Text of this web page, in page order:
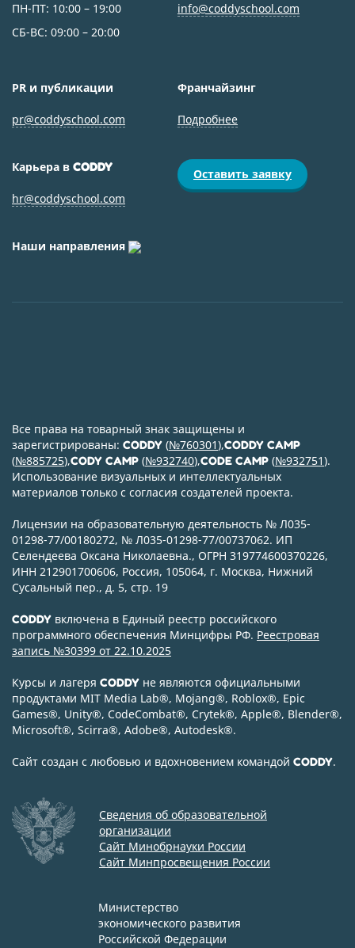
ПН-ПТ: 10:00 – 19:00
СБ-ВС: 09:00 – 20:00
info@coddyschool.com
PR и публикации
pr@coddyschool.com
Франчайзинг
Подробнее
Карьера в CODDY
hr@coddyschool.com
Оставить заявку
Наши направления
Все права на товарный знак защищены и
зарегистрированы: CODDY (№760301),CODDY CAMP
(№885725),CODY CAMP (№932740),CODE CAMP (№932751).
Использование визуальных и интеллектуальных
материалов только с согласия создателей проекта.
Лицензии на образовательную деятельность № Л035-
01298-77/00180272, № Л035-01298-77/00737062. ИП
Селендеева Оксана Николаевна., ОГРН 319774600370226,
ИНН 212901700606, Россия, 105064, г. Москва, Нижний
Сусальный пер., д. 5, стр. 19
CODDY включена в Единый реестр российского
программного обеспечения Минцифры РФ. Реестровая
запись №30399 от 22.10.2025
Курсы и лагеря CODDY не являются официальными
продуктами MIT Media Lab®, Mojang®, Roblox®, Epic
Games®, Unity®, CodeСombat®, Crytek®, Apple®, Blender®,
Microsoft®, Scirra®, Adobe®, Autodesk®.
Сайт создан с любовью и вдохновением командой CODDY.
Сведения об образовательной
организации
Сайт Минобрнауки России
Сайт Минпросвещения России
Министерство
экономического развития
Российской Федерации